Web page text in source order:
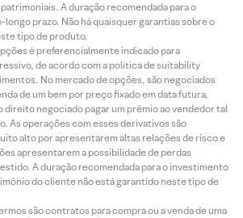
A duração recomendada para o
prazo. Não há quaisquer garantias sobre o
tipo de produto.
é preferencialmente indicado para
de acordo com a política de suitability
No mercado de opções, são negociados
de um bem por preço fixado em data futura,
direito negociado pagar um prêmio ao vendedor tal
As operações com esses derivativos são
alto por apresentarem altas relações de risco e
apresentarem a possibilidade de perdas
A duração recomendada para o investimento
do cliente não está garantido neste tipo de
são contratos para compra ou a venda de uma